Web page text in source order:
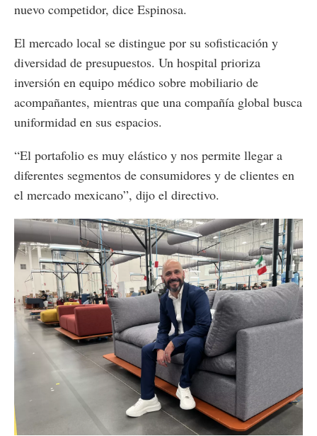
nuevo competidor, dice Espinosa.
El mercado local se distingue por su sofisticación y
diversidad de presupuestos. Un hospital prioriza
inversión en equipo médico sobre mobiliario de
acompañantes, mientras que una compañía global busca
uniformidad en sus espacios.
“El portafolio es muy elástico y nos permite llegar a
diferentes segmentos de consumidores y de clientes en
el mercado mexicano”, dijo el directivo.